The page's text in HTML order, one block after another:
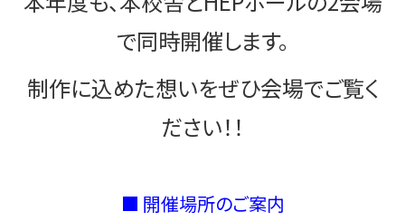
で同時開催します。
制作に込めた想いをぜひ会場でご覧く
ださい！！
■ 開催場所のご案内